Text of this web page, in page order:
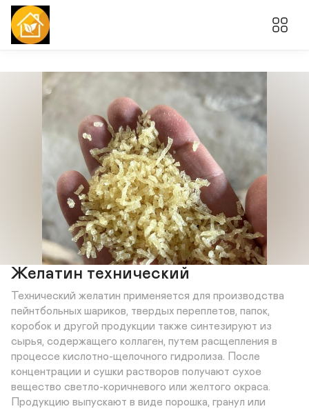
Желатин технический
Технический желатин применяется для производства
пейнтбольных шариков, твердых переплетов, папок,
коробок и другой продукции также синтезируют из
сырья, содержащего коллаген, путем расщепления в
процессе кислотно-щелочного гидролиза. После
концентрации и сушки растворов получают сухое
вещество светло-коричневого или желтого окраса.
Продукцию выпускают в виде порошка, гранул или